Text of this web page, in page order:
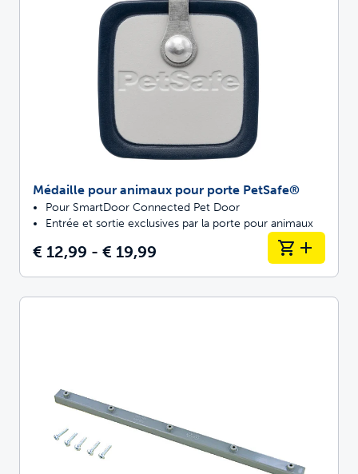
Médaille pour animaux pour porte PetSafe®
Pour SmartDoor Connected Pet Door
Entrée et sortie exclusives par la porte pour animaux
€ 12,99 - € 19,99